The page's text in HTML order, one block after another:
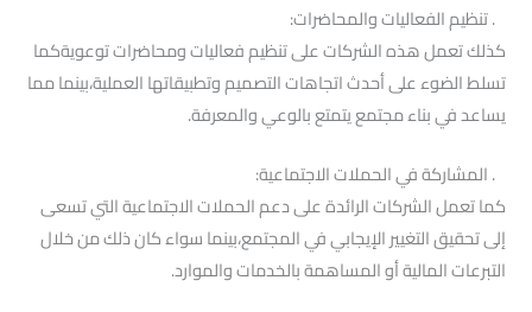
. تنظيم الفعاليات والمحاضرات:
كذلك تعمل هذه الشركات على تنظيم فعاليات ومحاضرات توعويةكما
تسلط الضوء على أحدث اتجاهات التصميم وتطبيقاتها العملية،بينما مما
يساعد في بناء مجتمع يتمتع بالوعي والمعرفة.
. المشاركة في الحملات الاجتماعية:
كما تعمل الشركات الرائدة على دعم الحملات الاجتماعية التي تسعى
إلى تحقيق التغيير الإيجابي في المجتمع،بينما سواء كان ذلك من خلال
التبرعات المالية أو المساهمة بالخدمات والموارد.